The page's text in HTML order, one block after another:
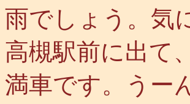
雨でしょう。気
高槻駅前に出て
満車です。うー